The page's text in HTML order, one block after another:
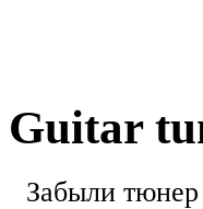
Guitar
Забыли